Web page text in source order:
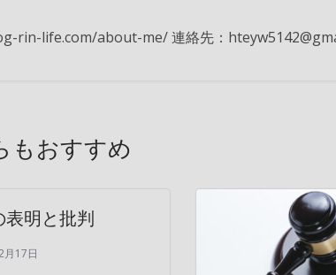
rin-life.com/about-me/ 連絡先：
もおすすめ
表明と批判
月17日